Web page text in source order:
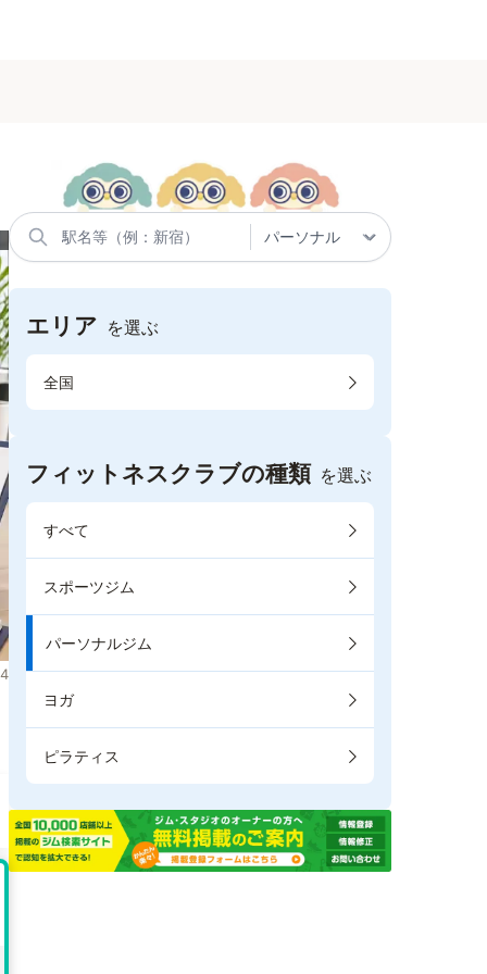
エリア を選ぶ
全国
フィットネスクラブの種類 を選ぶ
すべて
スポーツジム
パーソナルジム
ヨガ
ピラティス